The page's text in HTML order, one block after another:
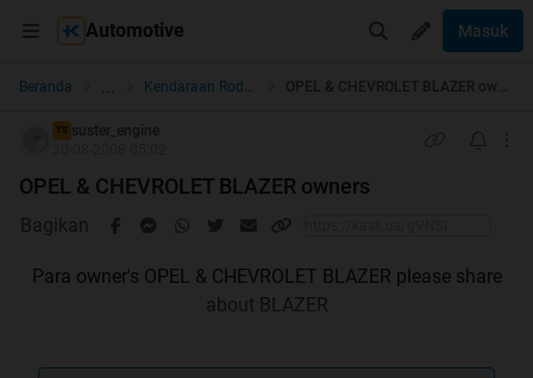
Automotive Masuk
Beranda ... Kendaraan Roda 4
TS suster_engine
OPEL & CHEVROLET BLAZER owners
Bagikan
Para owner's OPEL & CHEVROLET BLAZER please share
about BLAZER